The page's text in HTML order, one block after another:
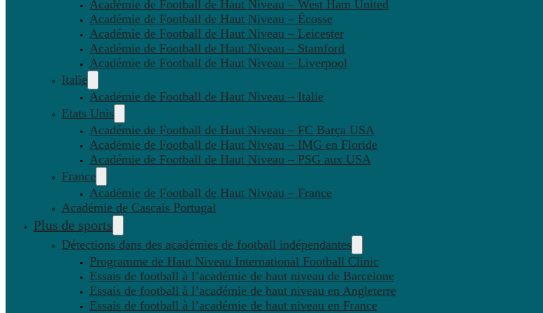
Académie de Football de Haut Niveau – West Ham United
Académie de Football de Haut Niveau – Écosse
Académie de Football de Haut Niveau – Leicester
Académie de Football de Haut Niveau – Stamford
Académie de Football de Haut Niveau – Liverpool
Italie
Académie de Football de Haut Niveau – Italie
Etats Unis
Académie de Football de Haut Niveau – FC Barça USA
Académie de Football de Haut Niveau – IMG en Floride
Académie de Football de Haut Niveau – PSG aux USA
France
Académie de Football de Haut Niveau – France
Académie de Cascais Portugal
Plus de sports
Détections dans des académies de football indépendantes
Programme de Haut Niveau International Football Clinic
Essais de football à l’académie de haut niveau de Barcelone
Essais de football à l’académie de haut niveau en Angleterre
Essais de football à l’académie de haut niveau en France